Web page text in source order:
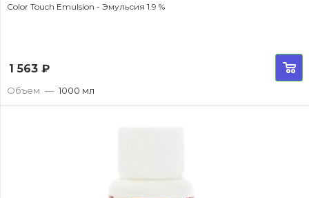
Color Touch Emulsion - Эмульсия 1.9 %
1 563 ₽
Объем — 1000 мл